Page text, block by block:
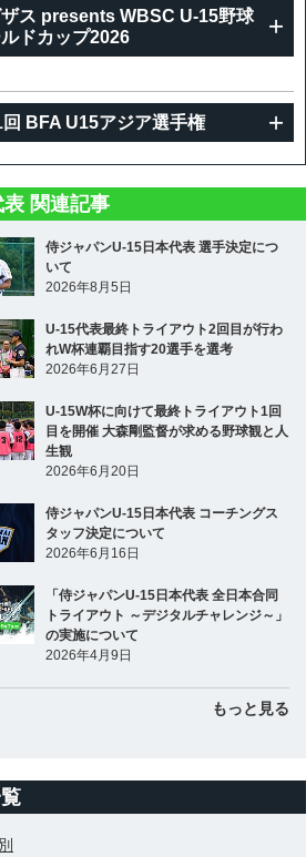
ス presents WBSC U-15野球
ドカップ2026
BFA U15アジア選手権
関連記事
侍ジャパンU-15日本代表 選手決定につ
いて
2026年8月5日
U-15代表最終トライアウト2回目が行わ
れW杯連覇目指す20選手を選考
2026年6月27日
U-15W杯に向けて最終トライアウト1回
目を開催 大森剛監督が求める野球観と人
生観
2026年6月20日
侍ジャパンU-15日本代表 コーチングス
タッフ決定について
2026年6月16日
「侍ジャパンU-15日本代表 全日本合同
トライアウト ～デジタルチャレンジ～」
の実施について
2026年4月9日
もっと見る